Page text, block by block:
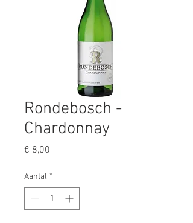
Rondebosch -
Chardonnay
€ 8,00
Aantal *